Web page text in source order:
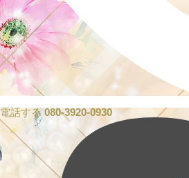
電話する080-3920-0930